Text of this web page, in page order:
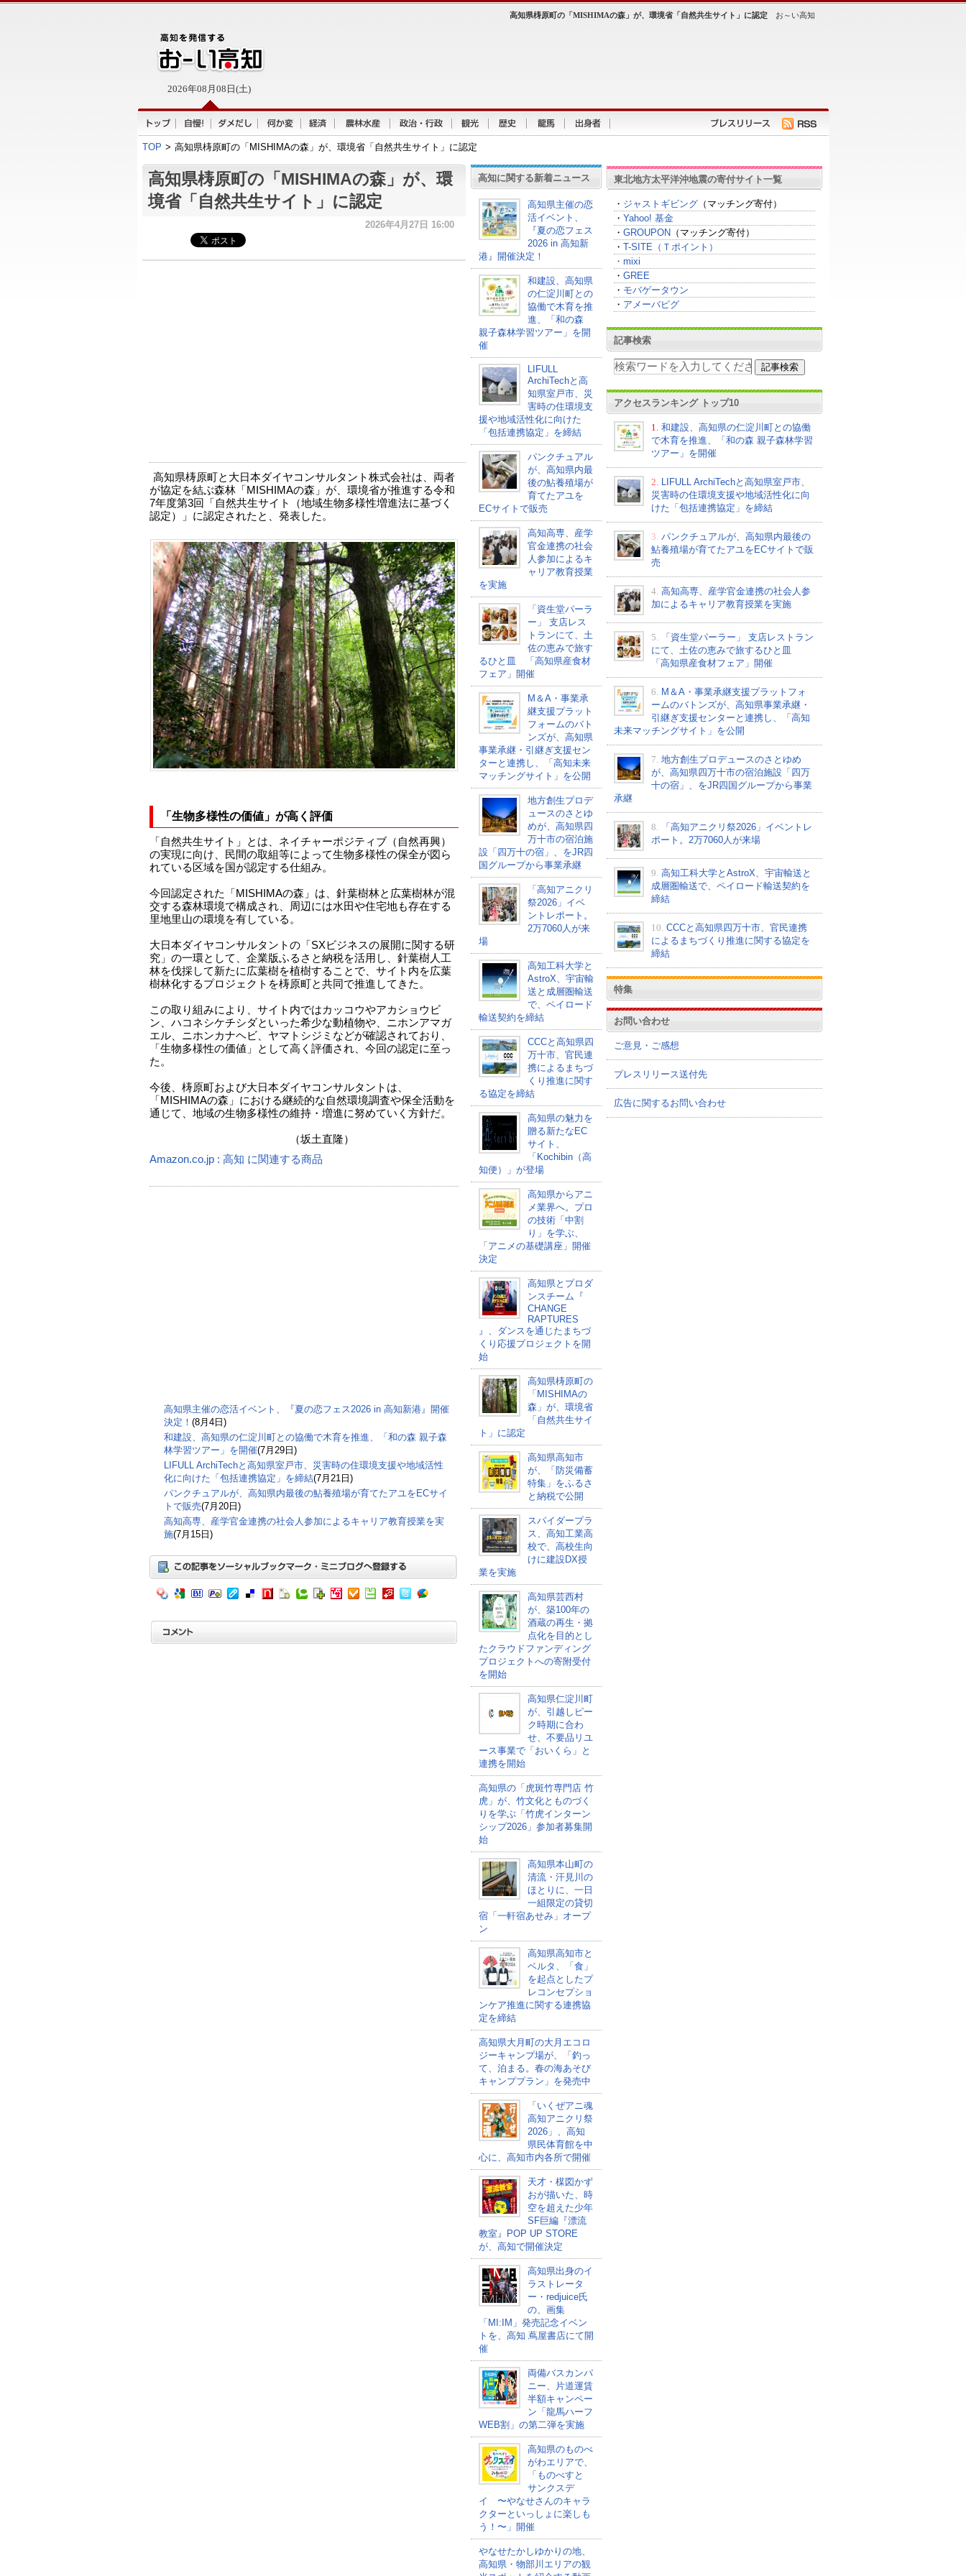
2026年08月08日(土)
お～い高知
高知県梼原町の「MISHIMAの森」が、環境省「自然共生サイト」に認定
TOP > 高知県梼原町の「MISHIMAの森」が、環境省「自然共生サイト」に認定
高知県梼原町の「MISHIMAの森」が、環
境省「自然共生サイト」に認定
2026年4月27日 16:00
高知県梼原町と大日本ダイヤコンサルタント株式会社は、両者
が協定を結ぶ森林「MISHIMAの森」が、環境省が推進する令和
7年度第3回「自然共生サイト（地域生物多様性増進法に基づく
認定）」に認定されたと、発表した。
「生物多様性の価値」が高く評価
「自然共生サイト」とは、ネイチャーポジティブ（自然再興）
の実現に向け、民間の取組等によって生物多様性の保全が図ら
れている区域を国が認定する仕組み。
今回認定された「MISHIMAの森」は、針葉樹林と広葉樹林が混
交する森林環境で構成され、周辺には水田や住宅地も存在する
里地里山の環境を有している。
大日本ダイヤコンサルタントの「SXビジネスの展開に関する研
究」の一環として、企業版ふるさと納税を活用し、針葉樹人工
林を伐採して新たに広葉樹を植樹することで、サイト内を広葉
樹林化するプロジェクトを梼原町と共同で推進してきた。
この取り組みにより、サイト内ではカッコウやアカショウビ
ン、ハコネシケチシダといった希少な動植物や、ニホンアマガ
エル、ニホンカナヘビ、ヤマトシジミなどが確認されており、
「生物多様性の価値」として高く評価され、今回の認定に至っ
た。
今後、梼原町および大日本ダイヤコンサルタントは、
「MISHIMAの森」における継続的な自然環境調査や保全活動を
通じて、地域の生物多様性の維持・増進に努めていく方針だ。
（坂土直隆）
Amazon.co.jp : 高知 に関連する商品
高知県主催の恋活イベント、『夏の恋フェス2026 in 高知新港』開催
決定！ (8月4日)
和建設、高知県の仁淀川町との協働で木育を推進、「和の森 親子森
林学習ツアー」を開催(7月29日)
LIFULL ArchiTechと高知県室戸市、災害時の住環境支援や地域活性
化に向けた「包括連携協定」を締結(7月21日)
パンクチュアルが、高知県内最後の鮎養殖場が育てたアユをECサイ
トで販売(7月20日)
高知高専、産学官金連携の社会⼈参加によるキャリア教育授業を実
施(7月15日)
高知に関する新着ニュース
高知県主催の恋
活イベント、
『夏の恋フェス
2026 in 高知新
港』開催決定！
和建設、高知県
の仁淀川町との
協働で木育を推
進、「和の森
親子森林学習ツアー」を開
催
LIFULL
ArchiTechと高
知県室戸市、災
害時の住環境支
援や地域活性化に向けた
「包括連携協定」を締結
パンクチュアル
が、高知県内最
後の鮎養殖場が
育てたアユを
ECサイトで販売
高知高専、産学
官金連携の社会
⼈参加によるキ
ャリア教育授業
を実施
「資生堂パーラ
ー」 支店レス
トランにて、土
佐の恵みで旅す
るひと皿 「高知県産食材
フェア」開催
M＆A・事業承
継支援プラット
フォームのバト
ンズが、高知県
事業承継・引継ぎ支援セン
ターと連携し、「高知未来
マッチングサイト」を公開
地方創生プロデ
ュースのさとゆ
めが、高知県四
万十市の宿泊施
設「四万十の宿」、をJR四
国グループから事業承継
「高知アニクリ
祭2026」イベ
ントレポート。
2万7060人が来
場
高知工科大学と
AstroX、宇宙輸
送と成層圏輸送
で、ペイロード
輸送契約を締結
CCCと高知県四
万十市、官民連
携によるまちづ
くり推進に関す
る協定を締結
高知県の魅力を
贈る新たなEC
サイト、
「Kochibin（高
知便）」が登場
高知県からアニ
メ業界へ。プロ
の技術「中割
り」を学ぶ、
「アニメの基礎講座」開催
決定
高知県とプロダ
ンスチーム『
CHANGE
RAPTURES
』、ダンスを通じたまちづ
くり応援プロジェクトを開
始
高知県梼原町の
「MISHIMAの
森」が、環境省
「自然共生サイ
ト」に認定
高知県高知市
が、「防災備蓄
特集」をふるさ
と納税で公開
スパイダープラ
ス、高知工業高
校で、高校生向
けに建設DX授
業を実施
高知県芸西村
が、築100年の
酒蔵の再生・拠
点化を目的とし
たクラウドファンディング
プロジェクトへの寄附受付
を開始
高知県仁淀川町
が、引越しピー
ク時期に合わ
せ、不要品リユ
ース事業で「おいくら」と
連携を開始
高知県の「虎斑竹専門店 竹
虎」が、竹文化とものづく
りを学ぶ「竹虎インターン
シップ2026」参加者募集開
始
高知県本山町の
清流・汗見川の
ほとりに、一日
一組限定の貸切
宿「一軒宿あせみ」オープ
ン
高知県高知市と
ベルタ、「食」
を起点としたプ
レコンセプショ
ンケア推進に関する連携協
定を締結
高知県大月町の大月エコロ
ジーキャンプ場が、「釣っ
て、泊まる。春の海あそび
キャンププラン」を発売中
「いくぜアニ魂
高知アニクリ祭
2026」、高知
県民体育館を中
心に、高知市内各所で開催
天才・楳図かず
おが描いた、時
空を超えた少年
SF巨編『漂流
教室』POP UP STORE
が、高知で開催決定
高知県出身のイ
ラストレータ
ー・redjuice氏
の、画集
「MI:IM」発売記念イベン
トを、高知 蔦屋書店にて開
催
両備バスカンパ
ニー、片道運賃
半額キャンペー
ン「龍馬ハーフ
WEB割」の第二弾を実施
高知県のものべ
がわエリアで、
「ものべすと
サンクスデ
イ 〜やなせさんのキャラ
クターといっしょに楽しも
う！〜」開催
やなせたかしゆかりの地、
高知県・物部川エリアの観
東北地方太平洋沖地震の寄付サイト一覧
・ ジャストギビング（マッチング寄付）
・ Yahoo! 基金
・ GROUPON （マッチング寄付）
・ T-SITE（Ｔポイント）
・ mixi
・ GREE
・ モバゲータウン
・ アメーバピグ
記事検索
アクセスランキング トップ10
1.
和建設、高知県の仁淀川町との協働
で木育を推進、「和の森 親子森林学習
ツアー」を開催
2. LIFULL ArchiTechと高知県室戸市、
災害時の住環境支援や地域活性化に向
けた「包括連携協定」を締結
3. パンクチュアルが、高知県内最後の
鮎養殖場が育てたアユをECサイトで販
売
4. 高知高専、産学官金連携の社会⼈参
加によるキャリア教育授業を実施
5.
「資生堂パーラー」 支店レストラン
にて、土佐の恵みで旅するひと皿
「高知県産食材フェア」開催
6. M＆A・事業承継支援プラットフォ
ームのバトンズが、高知県事業承継・
引継ぎ支援センターと連携し、「高知
未来マッチングサイト」を公開
7. 地方創生プロデュースのさとゆめ
が、高知県四万十市の宿泊施設「四万
十の宿」、をJR四国グループから事業
承継
8.
「高知アニクリ祭2026」イベントレ
ポート。2万7060人が来場
9. 高知工科大学とAstroX、宇宙輸送と
成層圏輸送で、ペイロード輸送契約を
締結
10. CCCと高知県四万十市、官民連携
によるまちづくり推進に関する協定を
締結
特集
お問い合わせ
ご意見・ご感想
プレスリリース送付先
広告に関するお問い合わせ